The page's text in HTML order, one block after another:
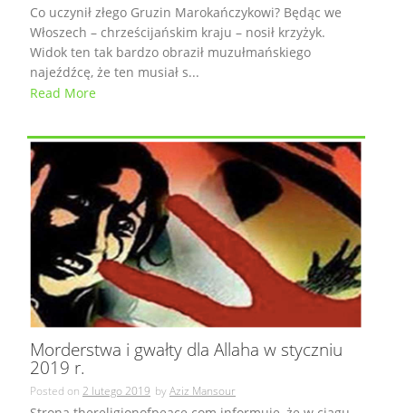
Co uczynił złego Gruzin Marokańczykowi? Będąc we
Włoszech – chrześcijańskim kraju – nosił krzyżyk.
Widok ten tak bardzo obraził muzułmańskiego
najeźdźcę, że ten musiał s...
Read More
Morderstwa i gwałty dla Allaha w styczniu
2019 r.
Posted on 2 lutego 2019 byAziz Mansour